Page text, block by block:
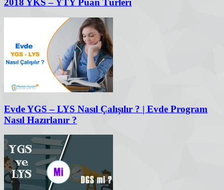
2018 YKS – YTY Puan Türleri
Evde YGS – LYS Nasıl Çalışılır ? | Evde Program
Nasıl Hazırlanır ?